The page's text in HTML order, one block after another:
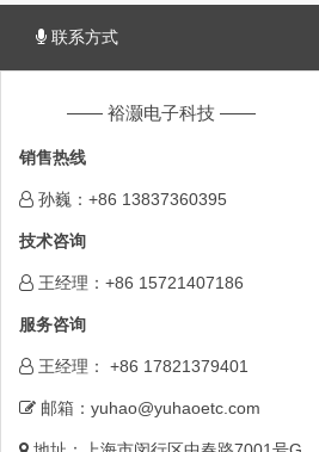
联系方式
—— 裕灏电子科技 ——
销售热线
孙巍：+86 13837360395
技术咨询
王经理：+86 15721407186
服务咨询
王经理： +86 17821379401
邮箱：yuhao@yuhaoetc.com